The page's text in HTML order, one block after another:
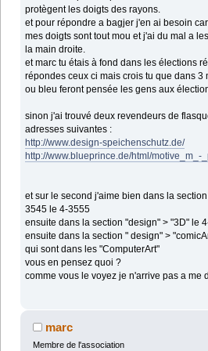
protègent les doigts des rayons.
et pour répondre a bagjer j'en ai besoin
mes doigts sont tout mou et j'ai du mal a
la main droite.
et marc tu étais à fond dans les élections
répondes ceux ci mais crois tu que dans 3
ou bleu feront pensée les gens aux
sinon j'ai trouvé deux revendeurs de
adresses suivantes :
http://www.design-speichenschutz.de/
http://www.blueprince.de/html/motive_m_-
et sur le second j'aime bien dans la
3545 le 4-3555
ensuite dans la section "design" > "3D" le
ensuite dans la section " design" >
qui sont dans les "ComputerArt"
vous en pensez quoi ?
comme vous le voyez je n'arrive pas a me
marc
Membre de l'association